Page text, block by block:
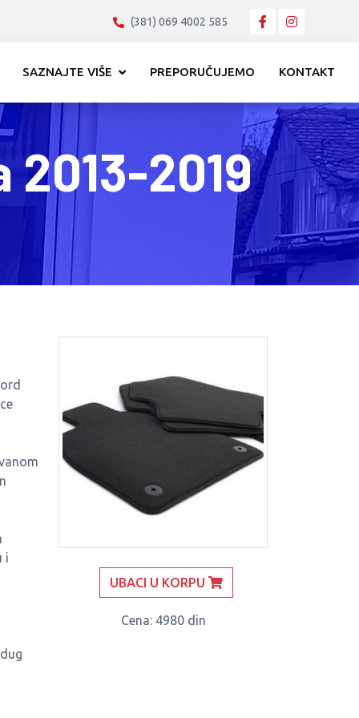
(381) 069 4002 585
SAZNAJTE VIŠE PREPORUČUJEMO KONTAKT
2013-2019
i
UBACI U KORPU
Cena: 4980 din